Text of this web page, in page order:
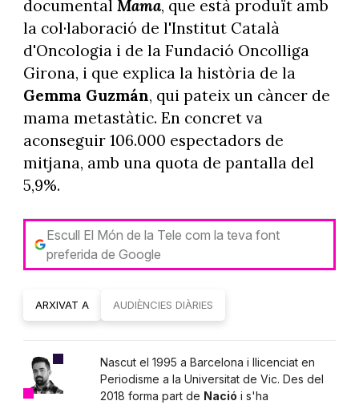
documental Mama, que està produït amb
la col·laboració de l'Institut Català
d'Oncologia i de la Fundació Oncolliga
Girona, i que explica la història de la
Gemma Guzmán, qui pateix un càncer de
mama metastàtic. En concret va
aconseguir 106.000 espectadors de
mitjana, amb una quota de pantalla del
5,9%.
Escull El Món de la Tele com la teva font
preferida de Google
ARXIVAT A AUDIÈNCIES DIÀRIES
Nascut el 1995 a Barcelona i llicenciat en
Periodisme a la Universitat de Vic. Des del
2018 forma part de Nació i s'ha